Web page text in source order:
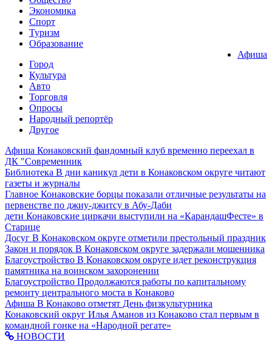
Экономика
Спорт
Туризм
Образование
Афиша
Город
Культура
Авто
Торговля
Опросы
Народный репортёр
Другое
Афиша Конаковский фандомный клуб временно переехал в
ДК "Современник
Библиотека В дни каникул дети в Конаковском округе читают
газеты и журналы
Главное Конаковские борцы показали отличные результаты на
первенстве по джиу-джитсу в Абу-Даби
дети Конаковские циркачи выступили на «КарандашФесте» в
Старице
Досуг В Конаковском округе отметили престольный праздник
Закон и порядок В Конаковском округе задержали мошенника
Благоустройство В Конаковском округе идет реконструкция
памятника на воинском захоронении
Благоустройство Продолжаются работы по капитальному
ремонту центрального моста в Конаково
Афиша В Конаково отметят День физкультурника
Конаковский округ Илья Аманов из Конаково стал первым в
командной гонке на «Народной регате»
НОВОСТИ